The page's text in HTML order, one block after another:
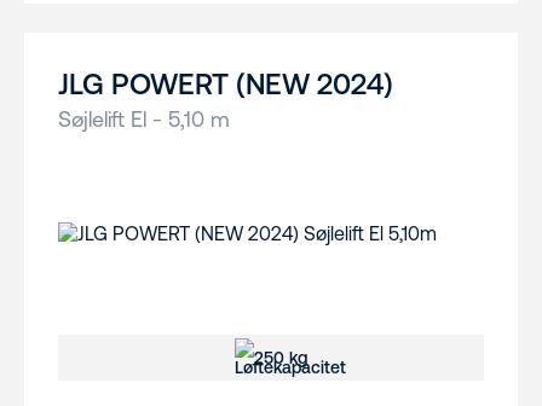
JLG POWERT (NEW 2024)
Søjlelift El - 5,10 m
250 kg